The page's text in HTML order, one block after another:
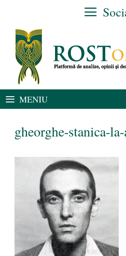
conținut
MENIU
gheorghe-stanica-